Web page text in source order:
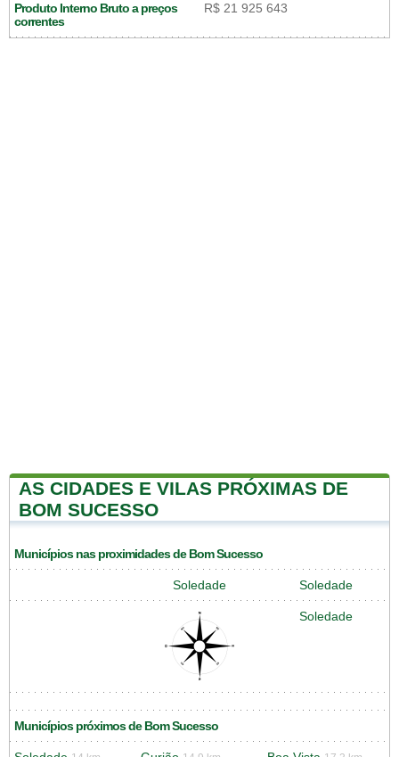
Produto Interno Bruto a preços
correntes
R$ 21 925 643
AS CIDADES E VILAS PRÓXIMAS DE
BOM SUCESSO
Municípios nas proximidades de Bom Sucesso
Soledade Soledade
Soledade
Municípios próximos de Bom Sucesso